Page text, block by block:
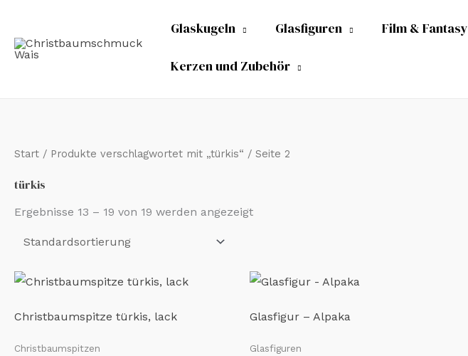
springen
Glaskugeln Glasfiguren Film & Fantasy
Kerzen und Zubehör
Start / Produkte verschlagwortet mit „türkis“ / Seite 2
türkis
Ergebnisse 13 – 19 von 19 werden angezeigt
Christbaumspitze türkis, lack
Christbaumspitzen
Glasfigur – Alpaka
Glasfiguren